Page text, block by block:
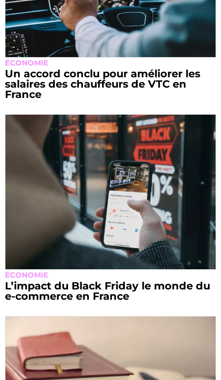
ÉCONOMIE
Un accord conclu pour améliorer les
salaires des chauffeurs de VTC en
France
ÉCONOMIE
L’impact du Black Friday le monde du
e-commerce en France